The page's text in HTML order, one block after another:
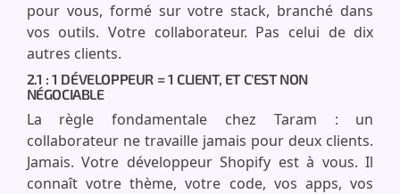
pour vous, formé sur votre stack, branché dans
vos outils. Votre collaborateur. Pas celui de dix
autres clients.
2.1 : 1 DÉVELOPPEUR = 1 CLIENT, ET C'EST NON
NÉGOCIABLE
La règle fondamentale chez Taram : un
collaborateur ne travaille jamais pour deux clients.
Jamais. Votre développeur Shopify est à vous. Il
connaît votre thème, votre code, vos apps, vos